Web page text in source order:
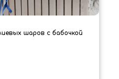
шаров с бабочкой